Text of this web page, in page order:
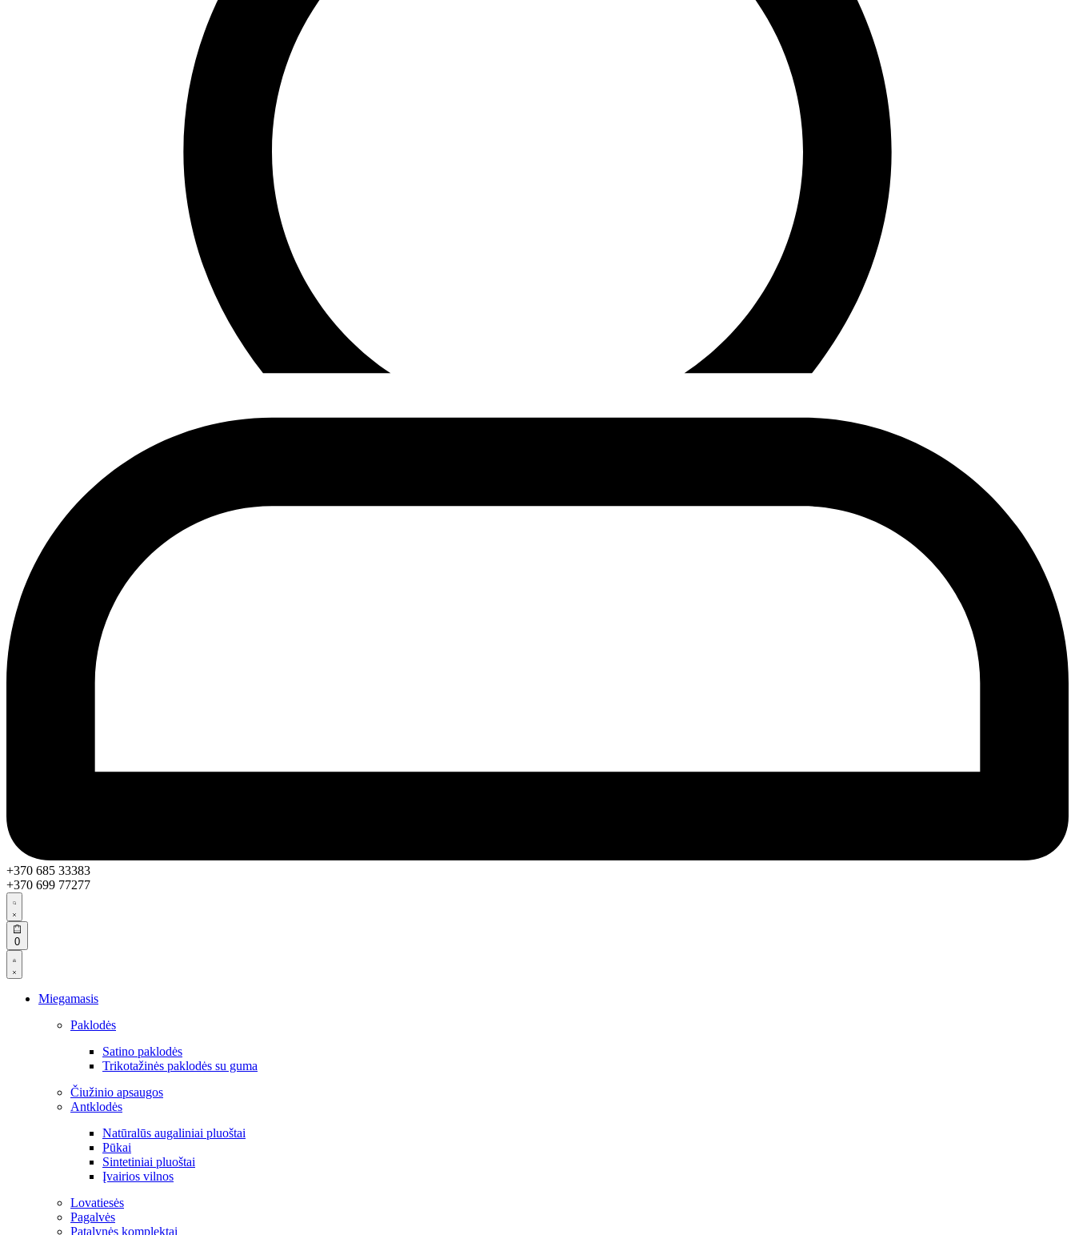
+370 685 33383
+370 699 77277
Search
open
0Open
cart
Open
Account
details
Miegamasis
Paklodės
Satino paklodės
Trikotažinės paklodės su guma
Čiužinio apsaugos
Antklodės
Natūralūs augaliniai pluoštai
Pūkai
Sintetiniai pluoštai
Įvairios vilnos
Lovatiesės
Pagalvės
Patalynės komplektai